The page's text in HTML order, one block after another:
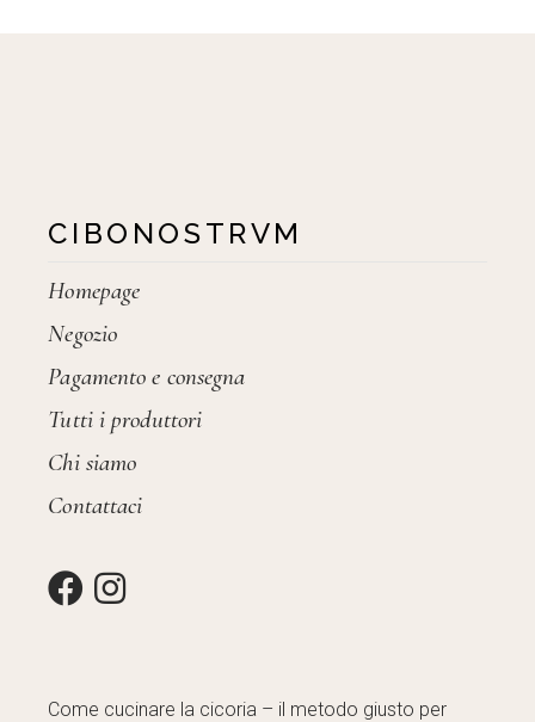
CIBONOSTRVM
Homepage
Negozio
Pagamento e consegna
Tutti i produttori
Chi siamo
Contattaci
Come cucinare la cicoria – il metodo giusto per